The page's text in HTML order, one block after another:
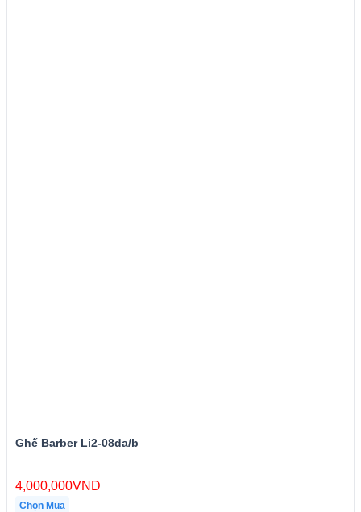
Ghế Barber Li2-08da/b
4,000,000VND
Chọn Mua